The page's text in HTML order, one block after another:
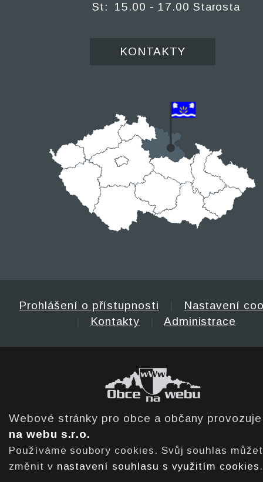
St: 15.00 - 17.00 Starosta
KONTAKTY
Prohlášení o přístupnosti
Nastavení
Kontakty Administrace
Webové stránky pro obce a občany
na webu s.r.o.
Používáme soubory cookies. Svůj souhlas
změnit v nastavení souhlasu s využitím cookies .